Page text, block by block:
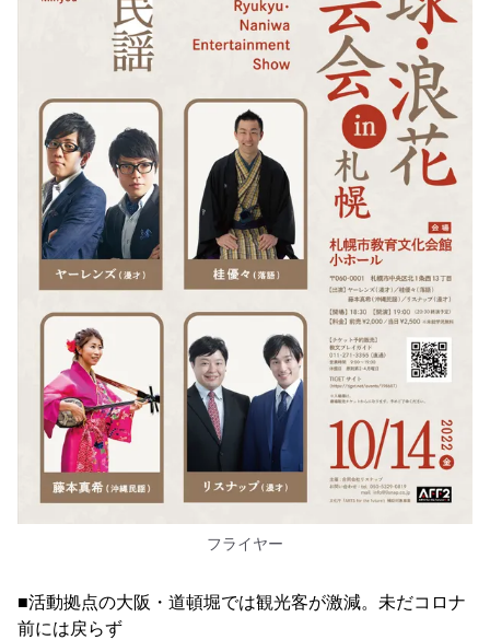
フライヤー
■活動拠点の大阪・道頓堀では観光客が激減。未だコロナ
前には戻らず